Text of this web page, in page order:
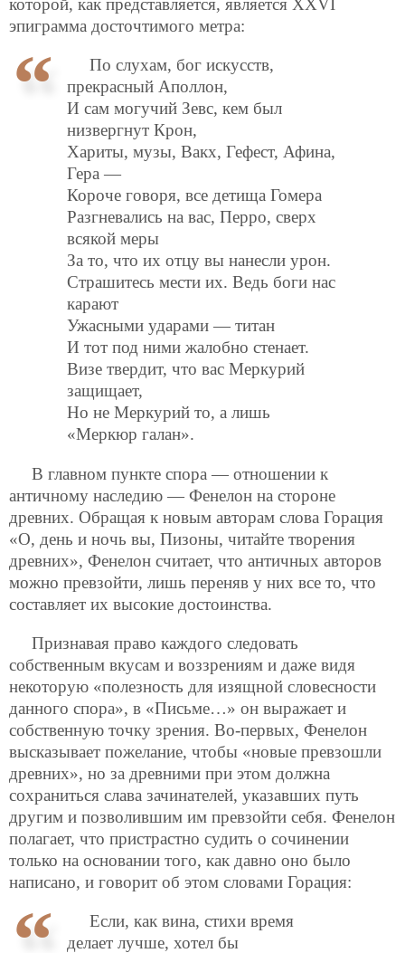
которой, как представляется, является XXVI
эпиграмма досточтимого метра:
По слухам, бог искусств,
прекрасный Аполлон,
И сам могучий Зевс, кем был
низвергнут Крон,
Хариты, музы, Вакх, Гефест, Афина,
Гера —
Короче говоря, все детища Гомера
Разгневались на вас, Перро, сверх
всякой меры
За то, что их отцу вы нанесли урон.
Страшитесь мести их. Ведь боги нас
карают
Ужасными ударами — титан
И тот под ними жалобно стенает.
Визе твердит, что вас Меркурий
защищает,
Но не Меркурий то, а лишь
«Меркюр галан».
В главном пункте спора — отношении к
античному наследию — Фенелон на стороне
древних. Обращая к новым авторам слова Горация
«О, день и ночь вы, Пизоны, читайте творения
древних», Фенелон считает, что античных авторов
можно превзойти, лишь переняв у них все то, что
составляет их высокие достоинства.
Признавая право каждого следовать
собственным вкусам и воззрениям и даже видя
некоторую «полезность для изящной словесности
данного спора», в «Письме…» он выражает и
собственную точку зрения. Во-первых, Фенелон
высказывает пожелание, чтобы «новые превзошли
древних», но за древними при этом должна
сохраниться слава зачинателей, указавших путь
другим и позволившим им превзойти себя. Фенелон
полагает, что пристрастно судить о сочинении
только на основании того, как давно оно было
написано, и говорит об этом словами Горация:
Если, как вина, стихи время
делает лучше, хотел бы